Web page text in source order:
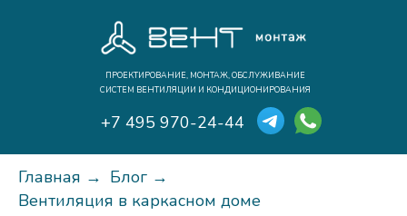
ПРОЕКТИРОВАНИЕ, МОНТАЖ, ОБСЛУЖИВАНИЕ
СИСТЕМ ВЕНТИЛЯЦИИ И КОНДИЦИОНИРОВАНИЯ
+7 495 970-24-44
Главная → Блог →
Вентиляция в каркасном доме